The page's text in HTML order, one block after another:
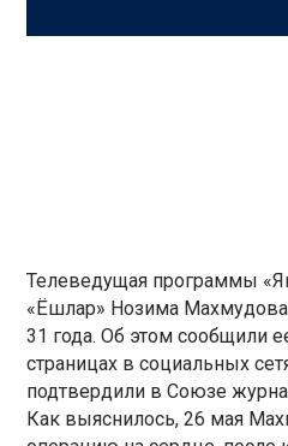
Телеведущая программы
«Ёшлар» Нозима Махмудова
31 года. Об этом сообщили
страницах в социальных
подтвердили в Союзе
Как выяснилось, 26 мая